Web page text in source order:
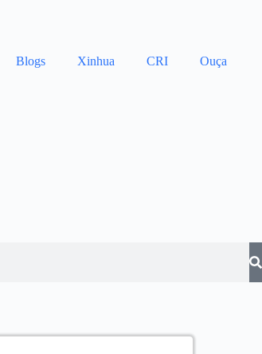
Blogs Xinhua CRI Ouça